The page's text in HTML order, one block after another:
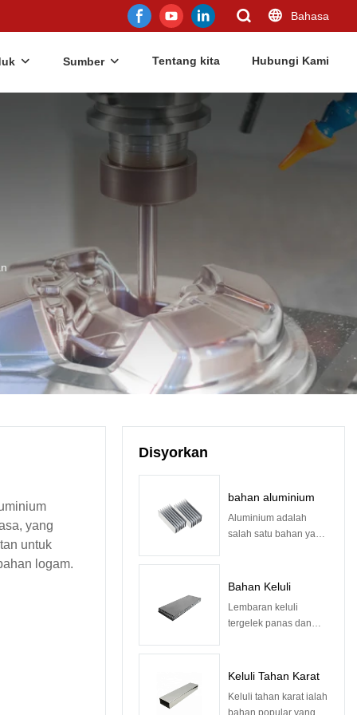
Bahasa
Sumber Tentang kita Hubungi Kami
yang
untuk
logam.
Disyorkan
bahan aluminium
Aluminium adalah
salah satu bahan yang
industri pembuatan
logam serba boleh dan
ringan yang sesuai
pembinaan pesawat
kepada elektronik
pengguna. Dalam
Bahan Keluli
Lembaran keluli
tergelek panas dan
digunakan secara
pembuatan peralatan
Keluli Tahan Karat
Keluli tahan karat ialah
bahan popular yang